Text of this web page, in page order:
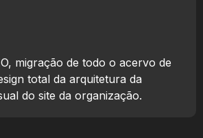
migração de todo o acervo de
total da arquitetura da
do site da organização.